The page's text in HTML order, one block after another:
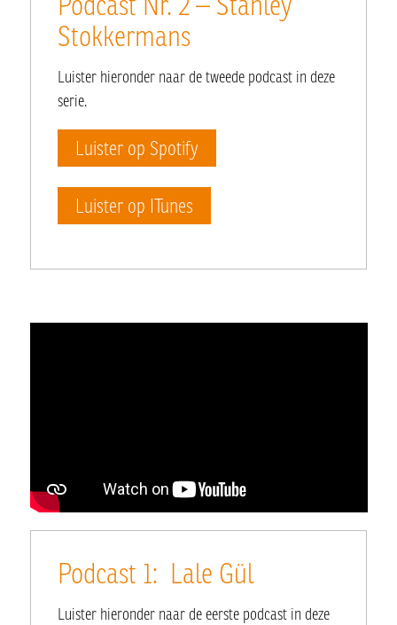
Stokkermans
Luister hieronder naar de tweede podcast in deze
serie.
Luister op Spotify
Luister op ITunes
Podcast 1: Lale Gül
Luister hieronder naar de eerste podcast in deze